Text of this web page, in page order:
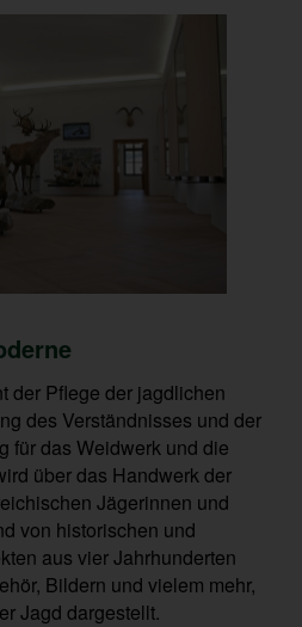
der Pflege der jagdlichen
des Verständnisses und der
für das Weidwerk und die
über das Handwerk der
Jägerinnen und
von historischen und
aus vier Jahrhunderten
Bildern und vielem mehr,
Jagd dargestellt.